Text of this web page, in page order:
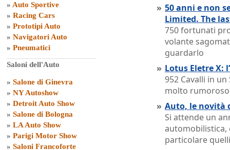
» Auto Sportive
» Racing Cars
» Prototipi Auto
» Navigatori Auto
» Pneumatici
Saloni dell'Auto
» Salone di Ginevra
» NY Autoshow
» Detroit Auto Show
» Salone di Bologna
» LA Auto Show
» Parigi Motor Show
» Saloni Francoforte
» 50 anni e non
Limited. The
750 fortunati
volante
guardarlo
» Lotus Eletre X:
952 Cavalli in un
molto rumoroso
» Auto, le novità
Si attende un
particolare